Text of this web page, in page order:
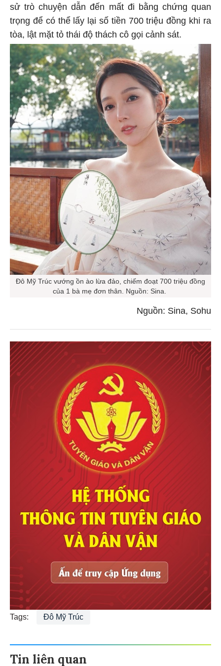
sử trò chuyện dẫn đến mất đi bằng chứng quan
trọng để có thể lấy lại số tiền 700 triệu đồng khi ra
tòa, lật mặt tỏ thái độ thách cô gọi cảnh sát.
Đô Mỹ Trúc vướng ồn ào lừa đảo, chiếm đoạt 700 triệu đồng
của 1 bà mẹ đơn thân. Nguồn: Sina.
Nguồn: Sina, Sohu
Tags: Đô Mỹ Trúc
Tin liên quan